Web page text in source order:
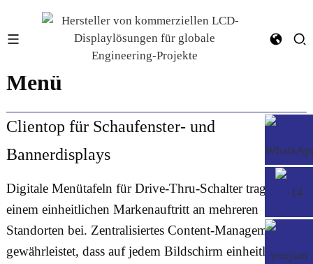
43 Zoll Taco Bell Drive-Thru-
Menü
Clientop für Schaufenster- und
Bannerdisplays
Digitale Menütafeln für Drive-Thru-Schalter tragen zu
einem einheitlichen Markenauftritt an mehreren
Standorten bei. Zentralisiertes Content-Management
gewährleistet, dass auf jedem Bildschirm einheitliche